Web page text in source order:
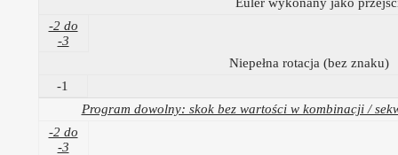
-2 do
-3
Niepełna rotacja (bez znaku)
-1
Program dowolny: skok bez wartości w kombinacji /
-2 do
-3